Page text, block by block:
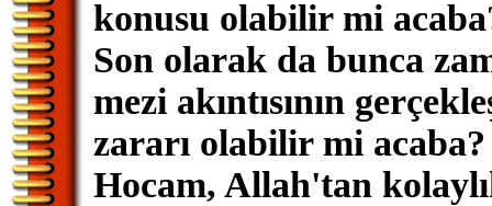
konusu olabilir mi
Son olarak da bunca
mezi akıntısının
zararı olabilir mi acaba?
Hocam, Allah'tan